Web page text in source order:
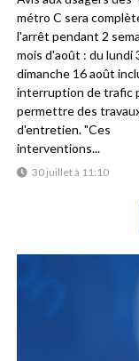
30 juillet à 11:10
métro C sera
l'arrêt pendant 2
mois d'août : du lundi
dimanche 16 août
interruption de trafic
permettre des
d'entretien. "Ces
interventions...